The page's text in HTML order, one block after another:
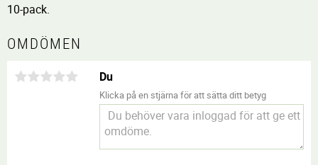
10-pack.
OMDÖMEN
Du
Klicka på en stjärna för att sätta ditt betyg